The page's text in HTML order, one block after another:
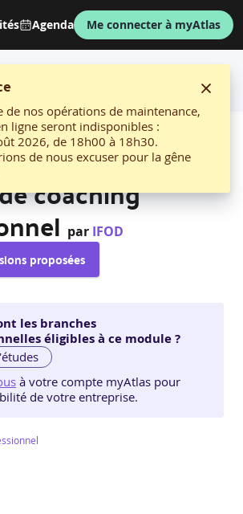
Agenda Me connecter à myAtlas
de nos opérations de maintenance,
ligne seront indisponibles :
2026, de 18h00 à 18h30.
de nous excuser pour la gêne
le cadre de sa
coaching
par IFOD
proposées
les branches
éligibles à ce module ?
à votre compte myAtlas pour
de votre entreprise.